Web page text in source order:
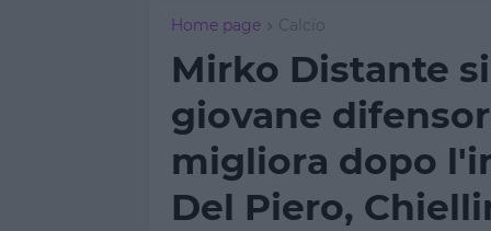
Home page Calcio
Mirko Distante
giovane
migliora dopo
Del Piero,